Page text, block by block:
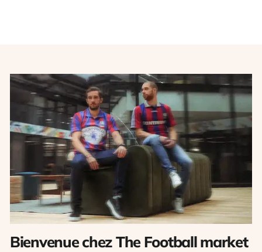
Bienvenue chez The Football market